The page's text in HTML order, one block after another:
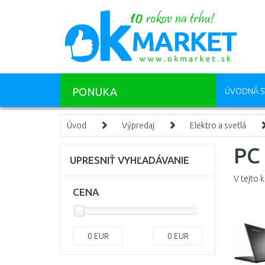
PONUKA ÚVODNÁ
Úvod Výpredaj Elektro a svetlá
V tejto
UPRESNIŤ VYHĽADÁVANIE
CENA
0 EUR 0 EUR